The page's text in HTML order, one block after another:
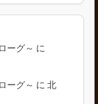
ーグ～ に
ーグ～ に北